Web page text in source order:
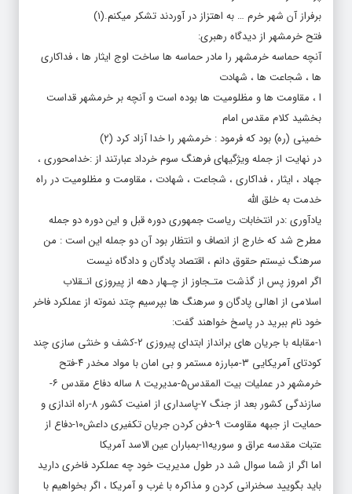
فتح خرمشهر از دیدگاه رهبری:
آنچه حماسه خرمشهر را مادر حماسه ها ساخت اوج ایثار ها ، فداکاری
ها ، شجاعت ها ، شهادت
ا ، مقاومت ها و مظلومیت ها بوده است و آنچه بر خرمشهر قداست
بخشید کلام مقدس امام
خمینی (ره) بود که فرمود : خرمشهر را خدا آزاد کرد (۲)
در نهایت از جمله ویژگیهای فرهنگ سوم خرداد عبارتند از :خدامحوری ،
جهاد ، ایثار ، فداکاری ، شجاعت ، شهادت ، مقاومت و مظلومیت در راه
خدمت به خلق الله
یادآوری :در انتخابات ریاست جمهوری دوره قبل و این دوره دو جمله
مطرح شد که خارج از انصاف و انتظار بود آن دو جمله این است : من
سرهنگ نیستم حقوق دانم ، اقتصاد پادگان و دادگاه نیست
اگر امروز پس از گذشت متـجاوز از چـهار دهه از پیروزی انـقلاب
اسلامی از اهالی پادگان و سرهنگ ها بپرسیم چتد نموته از عملکرد فاخر
خود نام ببرید در پاسخ خواهند گفت:
کودتای آمریکایی ۳-مبارزه مستمر و بی امان با مواد مخدر ۴-فتح
سازندگی کشور بعد از جنگ ۷-پاسداری از امنیت کشور ۸-راه اندازی و
حمایت از جبهه مقاومت ۹-دفن کردن جریان تکفیری داعش۱۰-دفاع از
عتبات مقدسه عراق و سوریه۱۱-بمباران عین الاسد آمریکا
اما اگر از شما سوال شد در طول مدیریت خود چه عملکرد فاخری دارید
باید بگویید سخنرانی کردن و مذاکره با غرب و آمریکا ، اگر بخواهیم با
انصاف قضاوت کنیم هر موفقیتی که در آن دو مورد داشته باشید همه را